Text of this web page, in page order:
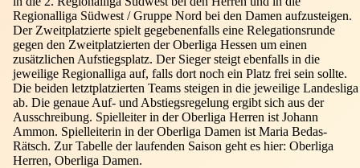
Spielbetrieb
BVRP-
Pokal Ausschreibungen
Ligen
Jugend
Altersklassen Meisterschaften Come on Girls
Regionalliga Südwest / Gruppe Nord bei den Damen aufzusteigen.
Der Zweitplatzierte spielt gegebenenfalls eine Relegationsrunde
gegen den Zweitplatzierten der Oberliga Hessen um einen
zusätzlichen Aufstiegsplatz. Der Sieger steigt ebenfalls in die
jeweilige Regionalliga auf, falls dort noch ein Platz frei sein sollte.
Die beiden letztplatzierten Teams steigen in die jeweilige Landesliga
ab. Die genaue Auf- und Abstiegsregelung ergibt sich aus der
Ausschreibung. Spielleiter in der Oberliga Herren ist Johann
Ammon. Spielleiterin in der Oberliga Damen ist Maria Bedas-
Rätsch. Zur Tabelle der laufenden Saison geht es hier: Oberliga
Herren, Oberliga Damen.